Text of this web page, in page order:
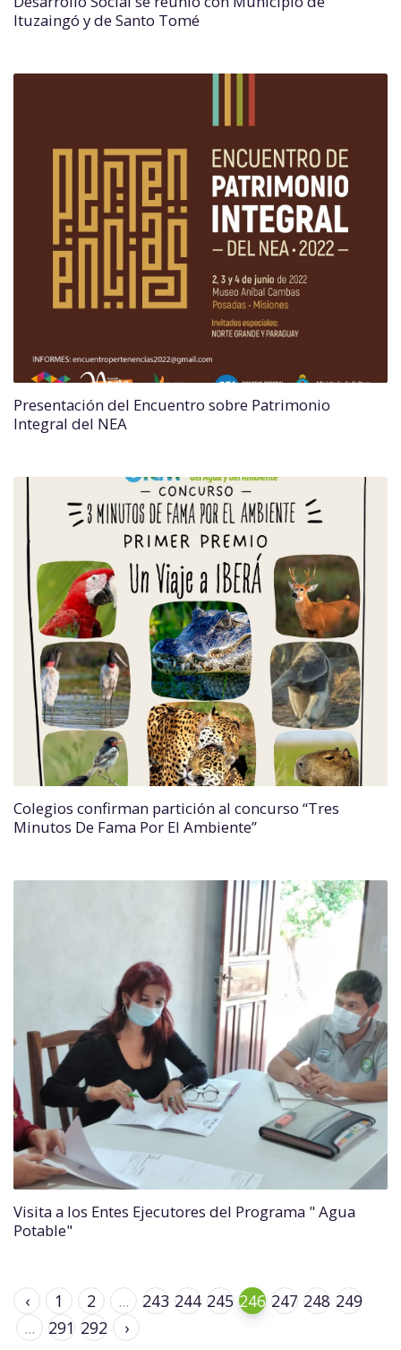
Ituzaingó y de Santo Tomé
Presentación del Encuentro sobre Patrimonio
Integral del NEA
Colegios confirman partición al concurso “Tres
Minutos De Fama Por El Ambiente”
Visita a los Entes Ejecutores del Programa " Agua
Potable"
‹ 1 2 ... 243 244 245 246 247 248 249
...
291 292 ›